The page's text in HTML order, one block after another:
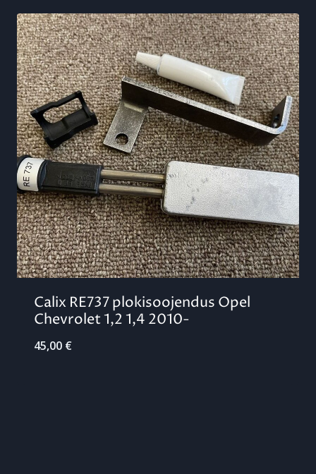
Calix RE737 plokisoojendus Opel
Chevrolet 1,2 1,4 2010-
45,00 €